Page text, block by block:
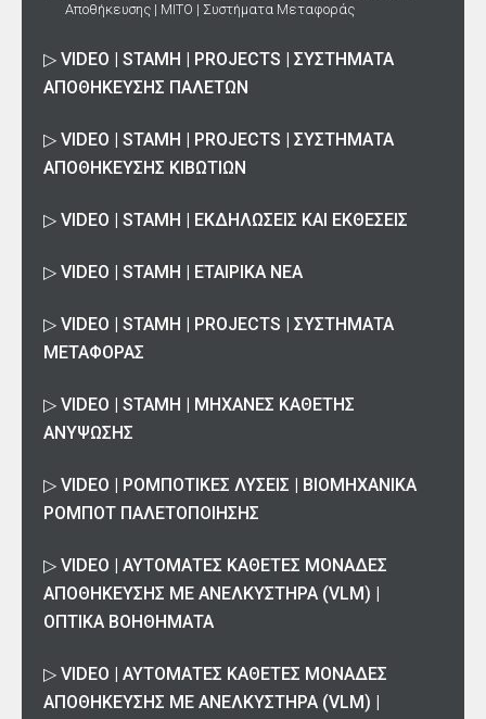
Αποθήκευσης | MITO | Συστήματα Μεταφοράς
▷ VIDEO | STAMH | PROJECTS | ΣΥΣΤΉΜΑΤΑ
ΑΠΟΘΉΚΕΥΣΗΣ ΠΑΛΕΤΏΝ
▷ VIDEO | STAMH | PROJECTS | ΣΥΣΤΉΜΑΤΑ
ΑΠΟΘΉΚΕΥΣΗΣ ΚΙΒΩΤΊΩΝ
▷ VIDEO | STAMH | ΕΚΔΗΛΩΣΕΙΣ ΚΑΙ ΕΚΘΕΣΕΙΣ
▷ VIDEO | STAMH | ΕΤΑΙΡΙΚΆ ΝΈΑ
▷ VIDEO | STAMH | PROJECTS | ΣΥΣΤΉΜΑΤΑ
ΜΕΤΑΦΟΡΆΣ
▷ VIDEO | STAMH | ΜΗΧΑΝΕΣ ΚΑΘΕΤΗΣ
ΑΝΥΨΩΣΗΣ
▷ VIDEO | ΡΟΜΠΟΤΙΚΕΣ ΛΥΣΕΙΣ | ΒΙΟΜΗΧΑΝΙΚΆ
ΡΟΜΠΌΤ ΠΑΛΕΤΟΠΟΙΉΣΗΣ
▷ VIDEO | ΑΥΤΟΜΑΤΕΣ ΚΑΘΕΤΕΣ ΜΟΝΑΔΕΣ
ΑΠΟΘΗΚΕΥΣΗΣ ΜΕ ΑΝΕΛΚΥΣΤΗΡΑ (VLM) |
ΟΠΤΙΚΑ ΒΟΗΘΗΜΑΤΑ
▷ VIDEO | ΑΥΤΟΜΑΤΕΣ ΚΑΘΕΤΕΣ ΜΟΝΑΔΕΣ
ΑΠΟΘΗΚΕΥΣΗΣ ΜΕ ΑΝΕΛΚΥΣΤΗΡΑ (VLM) |